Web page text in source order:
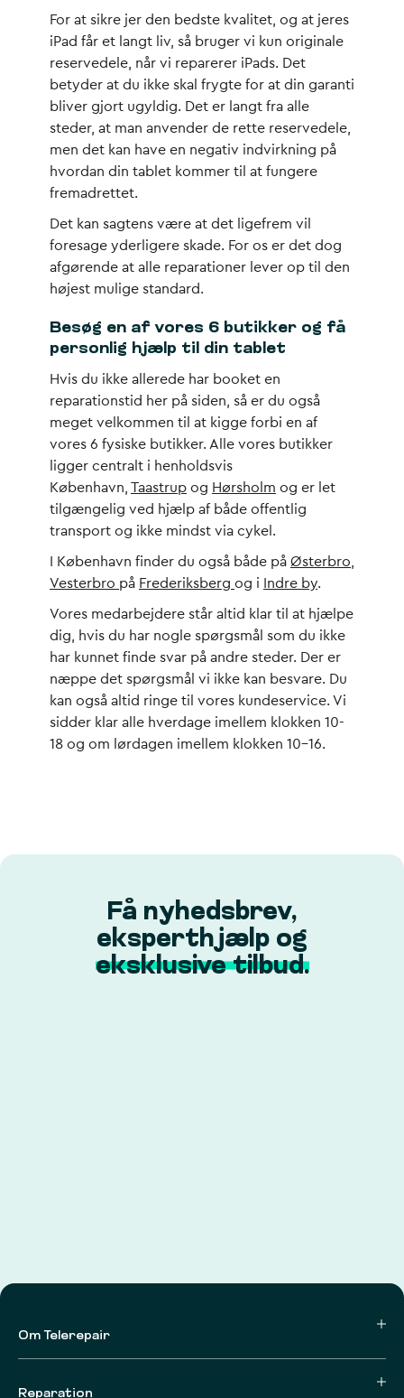
For at sikre jer den bedste kvalitet, og at jeres
iPad får et langt liv, så bruger vi kun originale
reservedele, når vi reparerer iPads. Det
betyder at du ikke skal frygte for at din garanti
bliver gjort ugyldig. Det er langt fra alle
steder, at man anvender de rette reservedele,
men det kan have en negativ indvirkning på
hvordan din tablet kommer til at fungere
fremadrettet.
Det kan sagtens være at det ligefrem vil
foresage yderligere skade. For os er det dog
afgørende at alle reparationer lever op til den
højest mulige standard.
Besøg en af vores 6 butikker og få
personlig hjælp til din tablet
Hvis du ikke allerede har booket en
reparationstid her på siden, så er du også
meget velkommen til at kigge forbi en af
vores 6 fysiske butikker. Alle vores butikker
ligger centralt i henholdsvis
København, Taastrup og Hørsholm og er let
tilgængelig ved hjælp af både offentlig
transport og ikke mindst via cykel.
I København finder du også både på Østerbro
Vesterbro på Frederiksberg og i Indre by.
Vores medarbejdere står altid klar til at hjælpe
dig, hvis du har nogle spørgsmål som du ikke
har kunnet finde svar på andre steder. Der er
næppe det spørgsmål vi ikke kan besvare. Du
kan også altid ringe til vores kundeservice. Vi
sidder klar alle hverdage imellem klokken 10-
18 og om lørdagen imellem klokken 10-16.
Få nyhedsbrev,
eksperthjælp og
eksklusive tilbud.
Om Telerepair
Reparation